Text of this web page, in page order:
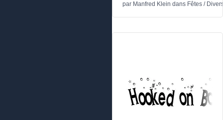
par Manfred Klein dans Fêtes /